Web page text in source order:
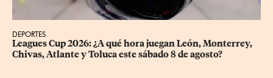
DEPORTES
Leagues Cup 2026: ¿A qué hora juegan León, Monterrey,
Chivas, Atlante y Toluca este sábado 8 de agosto?